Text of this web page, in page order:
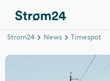
Strom24 News Timespot